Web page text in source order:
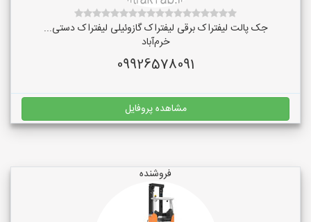
جک پالت لیفتراک برقی لیفتراک گازوئیلی لیفتراک دستی...
خرم‌آباد
09926578091
مشاهده پروفایل
فروشنده